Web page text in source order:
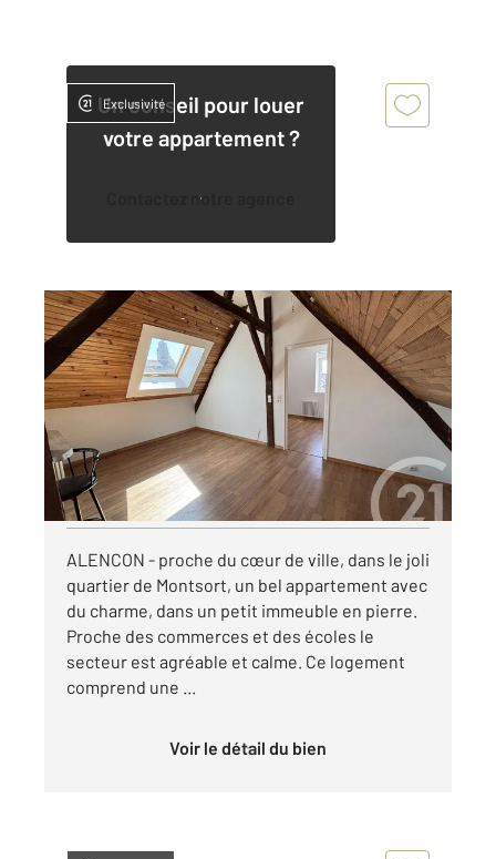
Un conseil pour louer
votre appartement ?
Contactez notre agence
Exclusivité
ALENCON 61
30,35 m2, 2 pièces
Ref : 3751
Appartement F2 à louer
385 €
par mois charges comprises
Visiter le site dédié
ALENCON - proche du cœur de ville, dans le joli
quartier de Montsort, un bel appartement avec
du charme, dans un petit immeuble en pierre.
Proche des commerces et des écoles le
secteur est agréable et calme. Ce logement
comprend une ...
Voir le détail du bien